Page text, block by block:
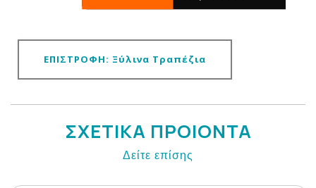
ΕΠΙΣΤΡΟΦΗ: Ξύλινα Τραπέζια
ΣΧΕΤΙΚΑ ΠΡΟΙΟΝΤΑ
Δείτε επίσης